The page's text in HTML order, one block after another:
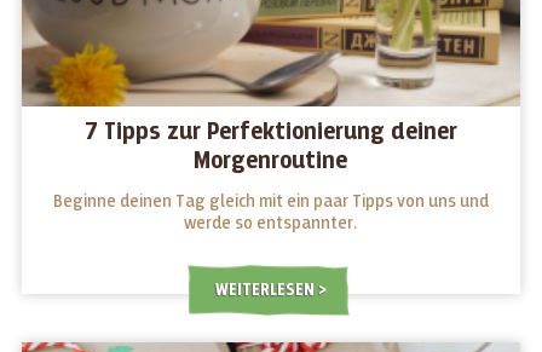
7 Tipps zur Perfektionierung deiner
Morgenroutine
Beginne deinen Tag gleich mit ein paar Tipps von uns und
werde so entspannter.
WEITERLESEN